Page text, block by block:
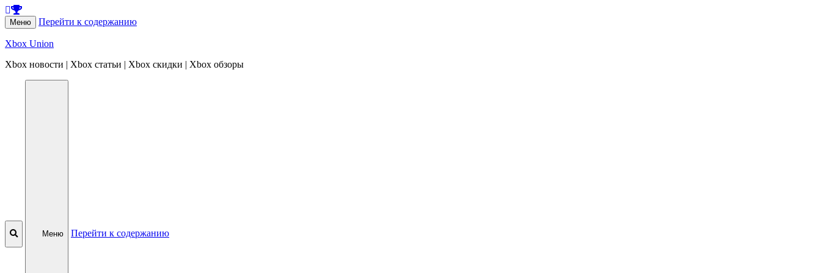
Меню Перейти к содержанию
Xbox Union
Xbox новости | Xbox статьи | Xbox скидки | Xbox обзоры
Меню Перейти к содержанию